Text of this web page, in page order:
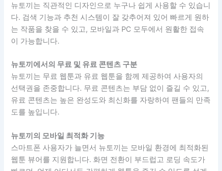
뉴토끼는 직관적인 디자인으로 누구나 쉽게 사용할 수 있습니
다. 검색 기능과 추천 시스템이 잘 갖추어져 있어 빠르게 원하
는 작품을 찾을 수 있고, 모바일과 PC 모두에서 원활한 접속
이 가능합니다.
뉴토끼에서의 무료 및 유료 콘텐츠 구분
뉴토끼는 무료 웹툰과 유료 웹툰을 함께 제공하여 사용자의
선택권을 존중합니다. 무료 콘텐츠는 부담 없이 즐길 수 있고,
유료 콘텐츠는 높은 완성도와 최신화를 자랑하여 팬들의 만족
도를 높입니다.
뉴토끼의 모바일 최적화 기능
스마트폰 사용자가 늘면서 뉴토끼는 모바일 환경에 최적화된
웹툰 뷰어를 지원합니다. 화면 전환이 부드럽고 로딩 속도가